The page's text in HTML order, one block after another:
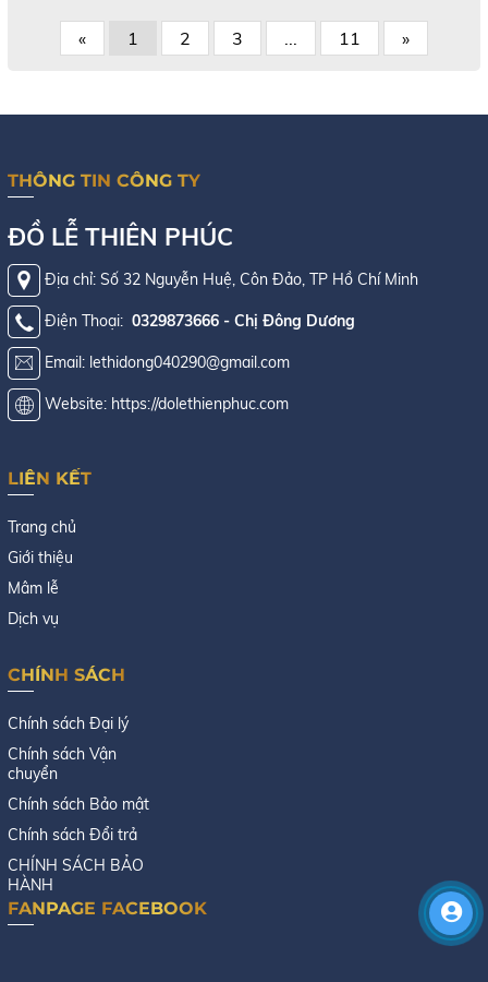
« 1 2 3 11 »
THÔNG TIN CÔNG TY
ĐỒ LỄ THIÊN PHÚC
Địa chỉ: Số 32 Nguyễn Huệ, Côn Đảo, TP Hồ Chí Minh
Điện Thoại: 0329873666 - Chị Đông Dương
Email: lethidong040290@gmail.com
Website: https://dolethienphuc.com
LIÊN KẾT
Trang chủ
Giới thiệu
Mâm lễ
Dịch vụ
CHÍNH SÁCH
Chính sách Đại lý
Chính sách Vận
chuyển
Chính sách Bảo mật
Chính sách Đổi trả
CHÍNH SÁCH BẢO
HÀNH
FANPAGE FACEBOOK